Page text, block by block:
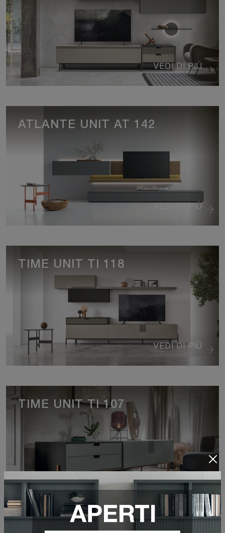
VEDI DI PIÙ
VEDI DI PIÙ
ATLANTE UNIT AT 142
VEDI DI PIÙ
TIME UNIT TI 118
VEDI DI PIÙ
TIME UNIT TI 107